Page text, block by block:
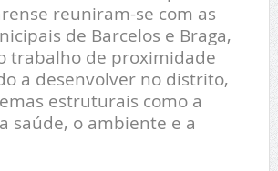
reuniram-se com as
de Barcelos e Braga,
trabalho de proximidade
a desenvolver no distrito,
estruturais como a
saúde, o ambiente e a